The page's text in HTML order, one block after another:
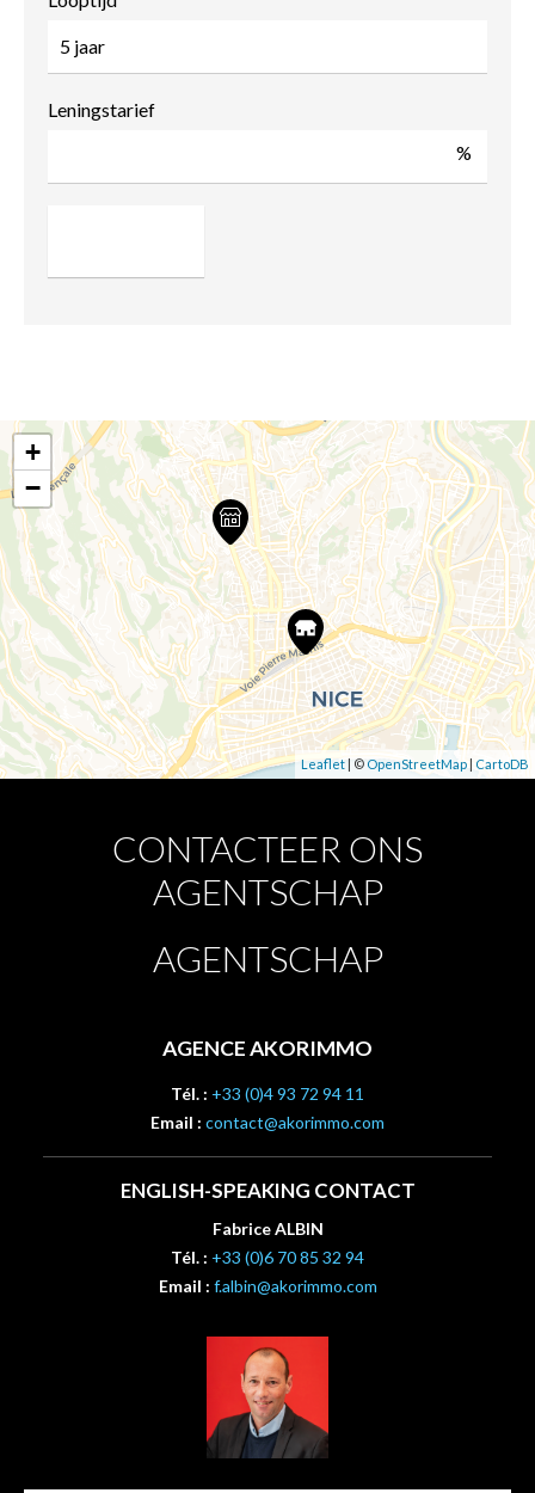
Leningstarief
%
+
−
Leaflet| ©OpenStreetMap| CartoDB
CONTACTEER ONS
AGENTSCHAP
AGENTSCHAP
AGENCE AKORIMMO
Tél. : +33 (0)4 93 72 94 11
Email : contact@akorimmo.com
ENGLISH-SPEAKING CONTACT
Fabrice ALBIN
Tél. : +33 (0)6 70 85 32 94
Email : f.albin@akorimmo.com